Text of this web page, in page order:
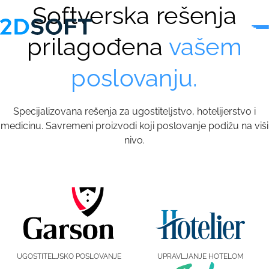
Softverska rešenja
prilagođena vašem
poslovanju.
Specijalizovana rešenja za ugostiteljstvo, hotelijerstvo i
medicinu. Savremeni proizvodi koji poslovanje podižu na viši
nivo.
UGOSTITELJSKO POSLOVANJE UPRAVLJANJE HOTELOM